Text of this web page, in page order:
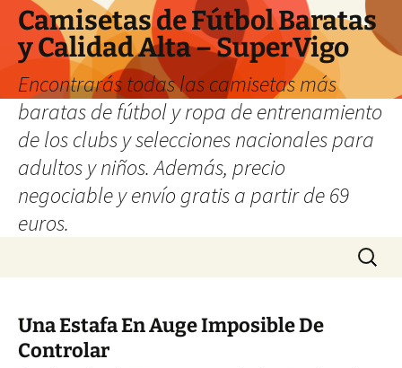
Camisetas de Fútbol Baratas
y Calidad Alta – SuperVigo
Encontrarás todas las camisetas más
baratas de fútbol y ropa de entrenamiento
de los clubs y selecciones nacionales para
adultos y niños. Además, precio
negociable y envío gratis a partir de 69
euros.
Buscar:
Una Estafa En Auge Imposible De
Controlar